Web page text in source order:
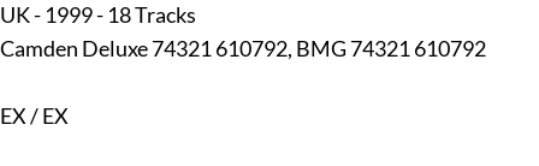
UK - 1999 - 18 Tracks
Camden Deluxe 74321 610792, BMG 74321 610792
EX / EX